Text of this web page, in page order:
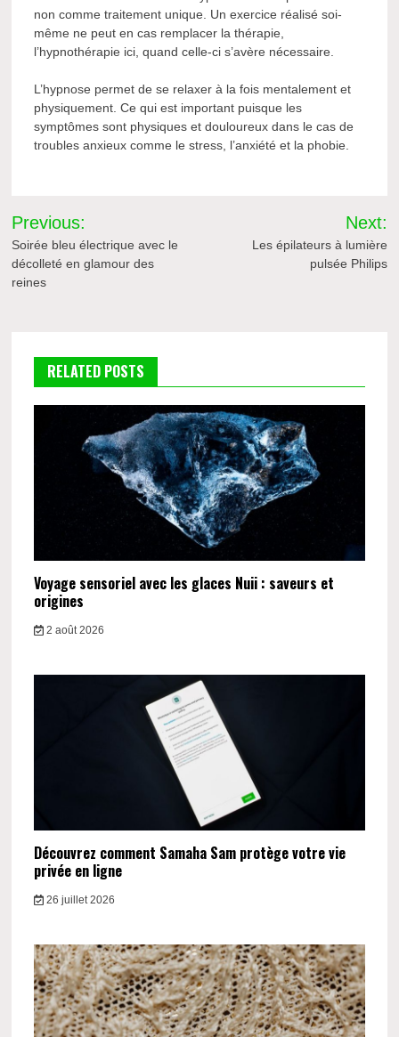
non comme traitement unique. Un exercice réalisé soi-
même ne peut en cas remplacer la thérapie,
l’hypnothérapie ici, quand celle-ci s’avère nécessaire.
L’hypnose permet de se relaxer à la fois mentalement et
physiquement. Ce qui est important puisque les
symptômes sont physiques et douloureux dans le cas de
troubles anxieux comme le stress, l’anxiété et la phobie.
Navigation
de
l’article
Previous:
Soirée bleu électrique avec le
décolleté en glamour des
reines
Next:
Les épilateurs à lumière
pulsée Philips
RELATED POSTS
Voyage sensoriel avec les glaces Nuii : saveurs et
origines
2 août 2026
Découvrez comment Samaha Sam protège votre vie
privée en ligne
26 juillet 2026